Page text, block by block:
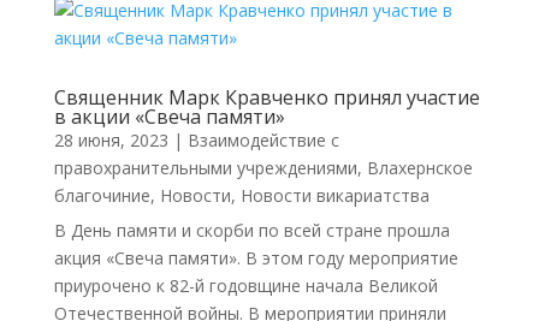
Священник Марк Кравченко принял участие
в акции «Свеча памяти»
28 июня, 2023 | Взаимодействие с
правохранительными учреждениями, Влахернское
благочиние, Новости, Новости викариатства
В День памяти и скорби по всей стране прошла
акция «Свеча памяти». В этом году мероприятие
приурочено к 82-й годовщине начала Великой
Отечественной войны. В мероприятии приняли